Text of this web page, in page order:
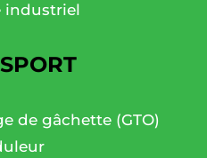
industriel
de gâchette (GTO)